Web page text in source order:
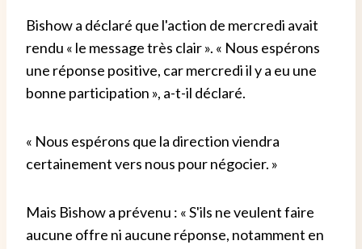
Bishow a déclaré que l'action de mercredi avait
rendu « le message très clair ». « Nous espérons
une réponse positive, car mercredi il y a eu une
bonne participation », a-t-il déclaré.
« Nous espérons que la direction viendra
certainement vers nous pour négocier. »
Mais Bishow a prévenu : « S'ils ne veulent faire
aucune offre ni aucune réponse, notamment en